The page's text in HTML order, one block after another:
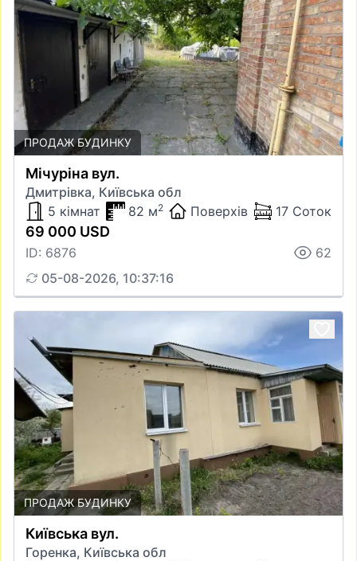
ПРОДАЖ БУДИНКУ
Мічуріна вул.
Дмитрівка, Київська обл
5 кімнат
82 м2 Поверхів 17 Соток
69 000 USD
ID: 6876
62
05-08-2026, 10:37:16
ПРОДАЖ БУДИНКУ
Київська вул.
Горенка, Київська обл